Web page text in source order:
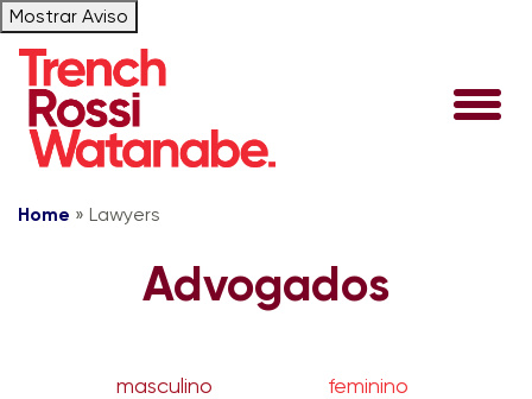
Mostrar Aviso
Home » Lawyers
Advogados
masculino feminino